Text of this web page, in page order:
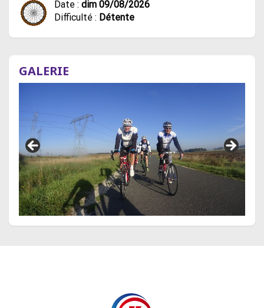
Date : dim 09/08/2026
Difficulté : Détente
GALERIE